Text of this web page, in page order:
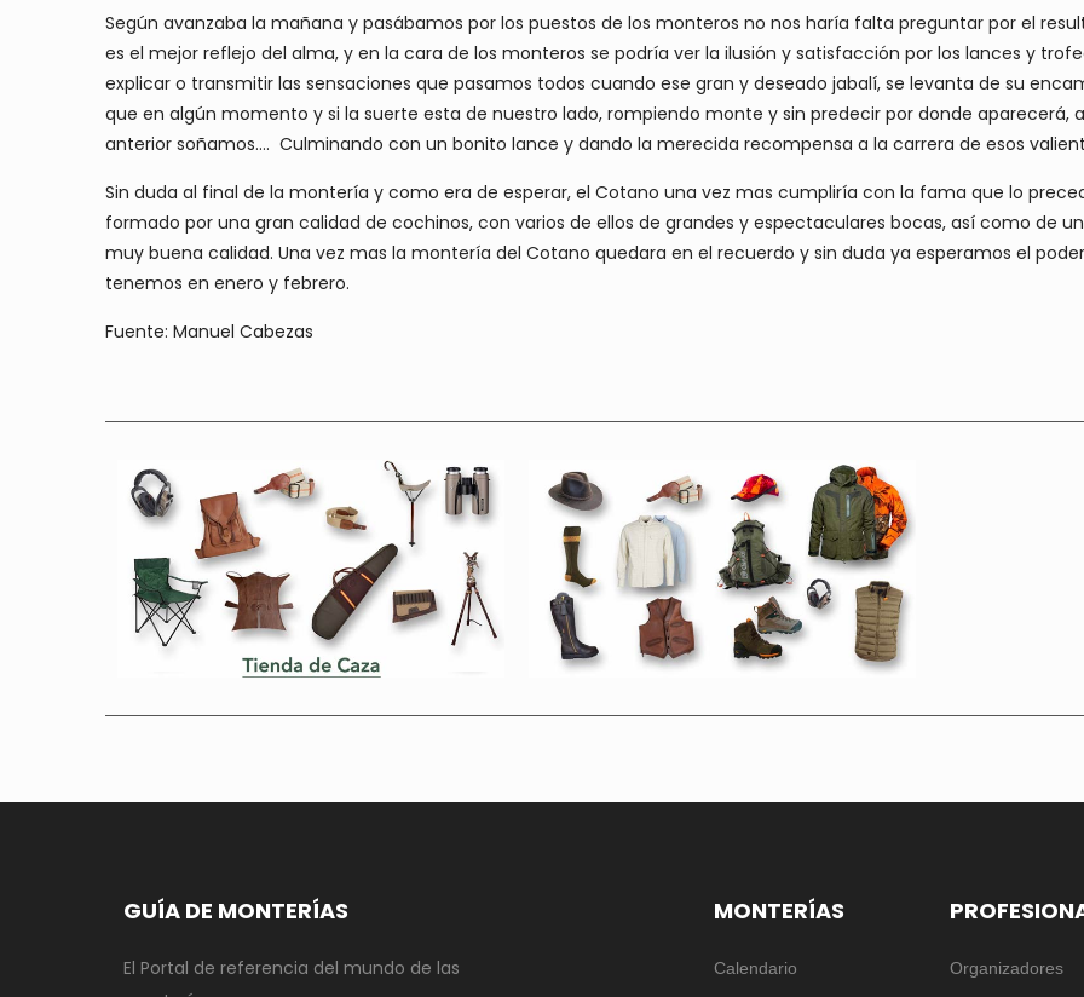
Según avanzaba la mañana y pasábamos por los puestos de los monteros no nos haría falta preguntar por el
es el mejor reflejo del alma, y en la cara de los monteros se podría ver la ilusión y satisfacción por los lances y
explicar o transmitir las sensaciones que pasamos todos cuando ese gran y deseado jabalí, se levanta de su
que en algún momento y si la suerte esta de nuestro lado, rompiendo monte y sin predecir por donde
anterior soñamos…. Culminando con un bonito lance y dando la merecida recompensa a la carrera de esos
Sin duda al final de la montería y como era de esperar, el Cotano una vez mas cumpliría con la fama que lo
formado por una gran calidad de cochinos, con varios de ellos de grandes y espectaculares bocas, así como de
muy buena calidad. Una vez mas la montería del Cotano quedara en el recuerdo y sin duda ya esperamos el
tenemos en enero y febrero.
Fuente: Manuel Cabezas
GUÍA DE MONTERÍAS
El Portal de referencia del mundo de las
MONTERÍAS
Calendario
Organizadores